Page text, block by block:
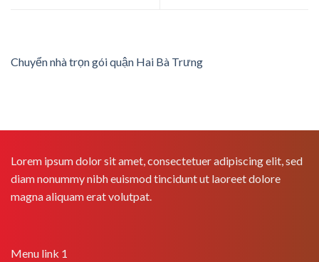
Chuyển nhà trọn gói quận Hai Bà Trưng
Lorem ipsum dolor sit amet, consectetuer adipiscing elit, sed
diam nonummy nibh euismod tincidunt ut laoreet dolore
magna aliquam erat volutpat.
Menu link 1